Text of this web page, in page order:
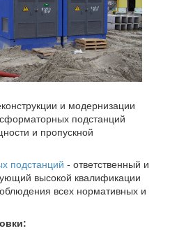
и модернизации
подстанций
и пропускной
подстанций - ответственный и
высокой квалификации
всех нормативных и